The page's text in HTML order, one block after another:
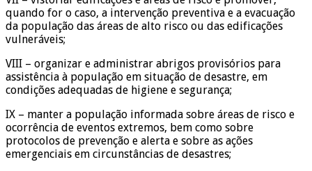
quando for o caso, a intervenção preventiva e a evacuação
da população das áreas de alto risco ou das edificações
vulneráveis;
VIII – organizar e administrar abrigos provisórios para
assistência à população em situação de desastre, em
condições adequadas de higiene e segurança;
IX – manter a população informada sobre áreas de risco e
ocorrência de eventos extremos, bem como sobre
protocolos de prevenção e alerta e sobre as ações
emergenciais em circunstâncias de desastres;